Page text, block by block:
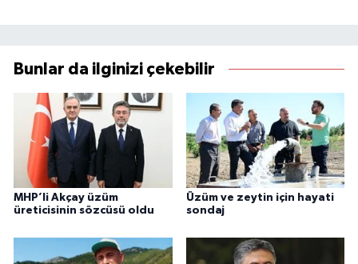
Bunlar da ilginizi çekebilir
MHP’li Akçay üzüm
üreticisinin sözcüsü oldu
Üzüm ve zeytin için hayati
sondaj